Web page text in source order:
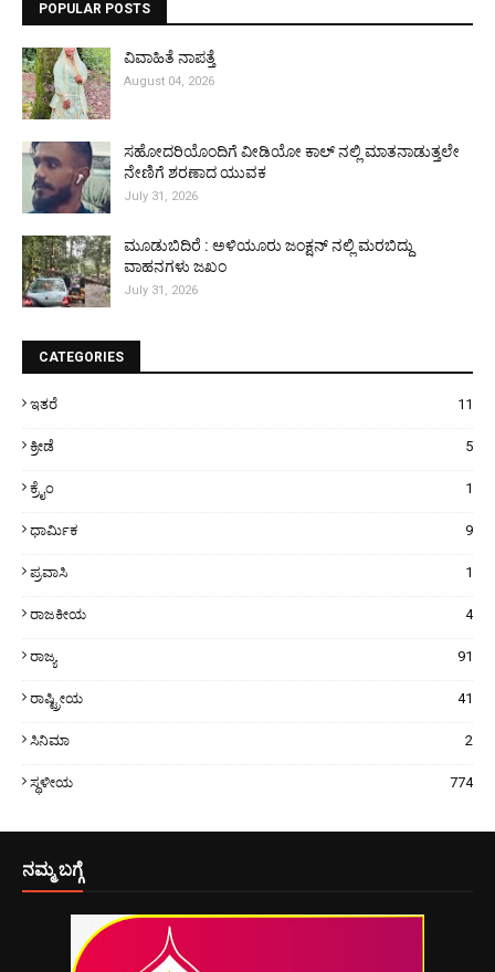
POPULAR POSTS
ವಿವಾಹಿತೆ ನಾಪತ್ತೆ
August 04, 2026
ಸಹೋದರಿಯೊಂದಿಗೆ ವೀಡಿಯೋ ಕಾಲ್ ನಲ್ಲಿ ಮಾತನಾಡುತ್ತಲೇ
ನೇಣಿಗೆ ಶರಣಾದ ಯುವಕ
July 31, 2026
ಮೂಡುಬಿದಿರೆ : ಅಳಿಯೂರು ಜಂಕ್ಷನ್ ನಲ್ಲಿ ಮರಬಿದ್ದು
ವಾಹನಗಳು ಜಖಂ
July 31, 2026
CATEGORIES
ಇತರೆ 11
ಕ್ರೀಡೆ 5
ಕ್ರೈಂ 1
ಧಾರ್ಮಿಕ 9
ಪ್ರವಾಸಿ 1
ರಾಜಕೀಯ 4
ರಾಜ್ಯ 91
ರಾಷ್ಟ್ರೀಯ 41
ಸಿನಿಮಾ 2
ಸ್ಥಳೀಯ 774
ನಮ್ಮ ಬಗ್ಗೆ